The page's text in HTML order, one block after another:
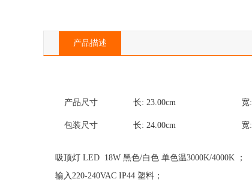
产品描述
产品尺寸 长: 23.00cm 宽:
包装尺寸 长: 24.00cm 宽:
吸顶灯 LED  18W 黑色/白色 单色温3000K/4000K ；
输入220-240VAC IP44 塑料；